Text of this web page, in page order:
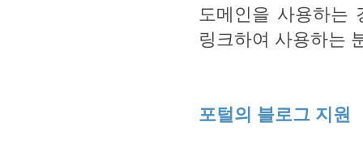
도메인을 사용하는
링크하여 사용하는
포털의 블로그 지원